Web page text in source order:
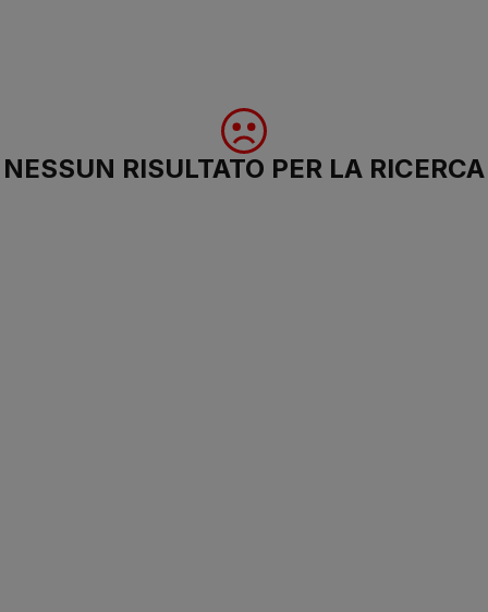
NESSUN RISULTATO PER LA RICERCA